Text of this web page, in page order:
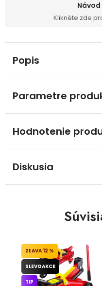
Klikněte zde
Popis
Parametre
Hodnotenie
Diskusia
12 %
SLEVOAKCE
TIP